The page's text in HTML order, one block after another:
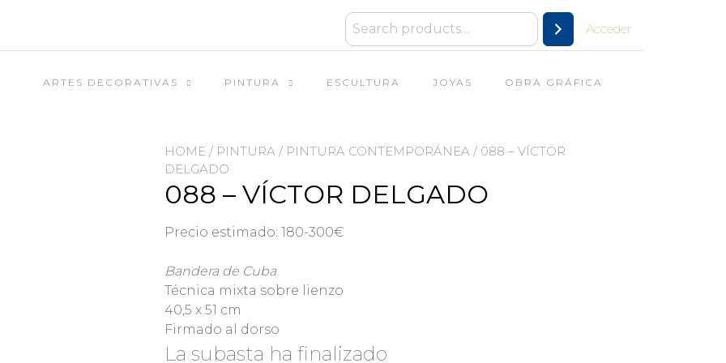
Acceder
ARTES DECORATIVAS PINTURA ESCULTURA JOYAS OBRA GRÁFICA
HOME / PINTURA / PINTURA CONTEMPORÁNEA / 088 – VÍCTOR
DELGADO
088 – VÍCTOR DELGADO
Precio estimado: 180-300€
Bandera de Cuba
Técnica mixta sobre lienzo
40,5 x 51 cm
Firmado al dorso
La subasta ha finalizado